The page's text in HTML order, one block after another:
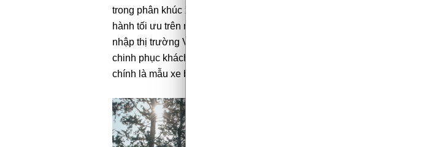
trong phân khúc xe hạng C được đánh giá cao nhờ không gian nội thất
hành tối ưu trên nhiều điều kiện địa hình, điển hình như
nhập thị trường Việt Nam nhưng mẫu xe SUV của thương hiệu Kia đã
chinh phục khách hàng với doanh số khá ấn tượng. Đáng chú ý,
chính là mẫu xe bán chạy nhất năm 2022 của Kia trên toàn cầu với hơn